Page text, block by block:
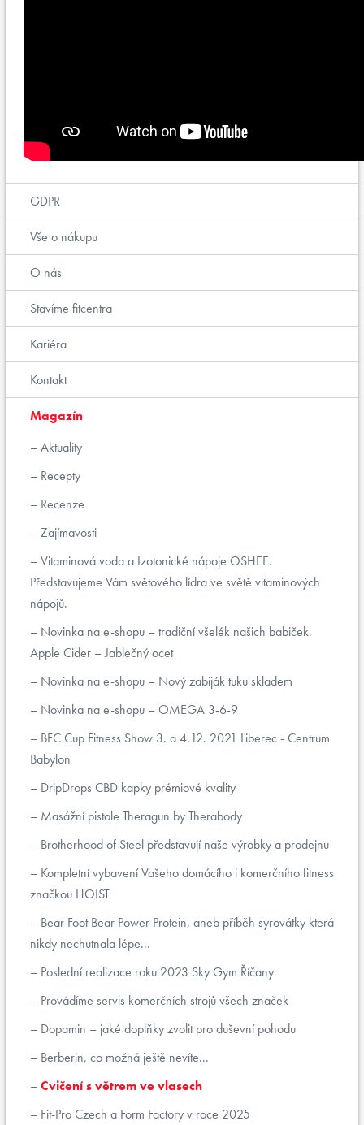
GDPR
Vše o nákupu
O nás
Stavíme fitcentra
Kariéra
Kontakt
Magazín
Aktuality
Recepty
Recenze
Zajímavosti
Vitaminová voda a Izotonické nápoje OSHEE.
Představujeme Vám světového lídra ve světě vitaminových
nápojů.
Novinka na e-shopu – tradiční všelék našich babiček.
Apple Cider – Jablečný ocet
Novinka na e-shopu – Nový zabiják tuku skladem
Novinka na e-shopu – OMEGA 3-6-9
BFC Cup Fitness Show 3. a 4.12. 2021 Liberec - Centrum
Babylon
DripDrops CBD kapky prémiové kvality
Masážní pistole Theragun by Therabody
Brotherhood of Steel představují naše výrobky a prodejnu
Kompletní vybavení Vašeho domácího i komerčního fitness
značkou HOIST
Bear Foot Bear Power Protein, aneb příběh syrovátky která
nikdy nechutnala lépe...
Poslední realizace roku 2023 Sky Gym Říčany
Provádíme servis komerčních strojů všech značek
Dopamin – jaké doplňky zvolit pro duševní pohodu
Berberin, co možná ještě nevíte...
Cvičení s větrem ve vlasech
Fit-Pro Czech a Form Factory v roce 2025